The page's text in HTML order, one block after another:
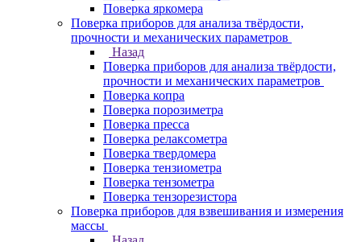
Поверка яркомера
Поверка приборов для анализа твёрдости,
прочности и механических параметров
Назад
Поверка приборов для анализа твёрдости,
прочности и механических параметров
Поверка копра
Поверка порозиметра
Поверка пресса
Поверка релаксометра
Поверка твердомера
Поверка тензиометра
Поверка тензометра
Поверка тензорезистора
Поверка приборов для взвешивания и измерения
массы